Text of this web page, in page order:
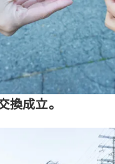
換成立。